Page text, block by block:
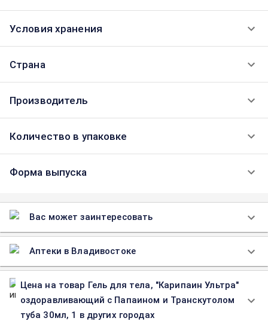
Условия хранения
Страна
Производитель
Количество в упаковке
Форма выпуска
Вас может заинтересовать
Аптеки в Владивостоке
Цена на товар Гель для тела, "Карипаин Ультра"
оздоравливающий с Папаином и Транскутолом
туба 30мл, 1 в других городах